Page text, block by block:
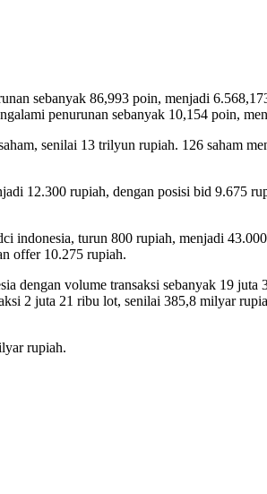
sebanyak 86,993 poin, menjadi
penurunan sebanyak 10,154 poin,
senilai 13 trilyun rupiah. 126 saham
12.300 rupiah, dengan posisi bid 9.675
indonesia, turun 800 rupiah, menjadi
offer 10.275 rupiah.
dengan volume transaksi sebanyak 19
2 juta 21 ribu lot, senilai 385,8 milyar
rupiah.